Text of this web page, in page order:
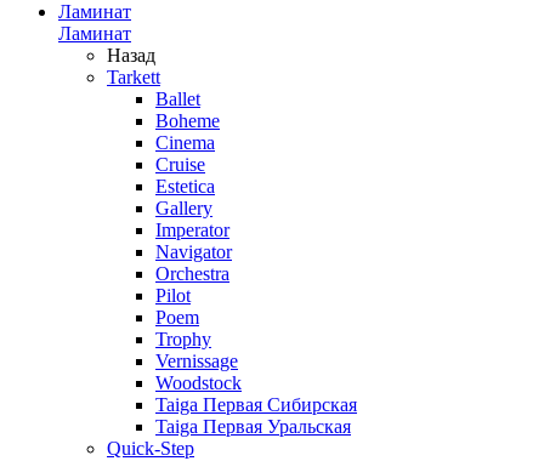
Ламинат
Ламинат
Назад
Tarkett
Ballet
Boheme
Cinema
Cruise
Estetica
Gallery
Imperator
Navigator
Orchestra
Pilot
Poem
Trophy
Vernissage
Woodstock
Taiga Первая Сибирская
Taiga Первая Уральская
Quick-Step